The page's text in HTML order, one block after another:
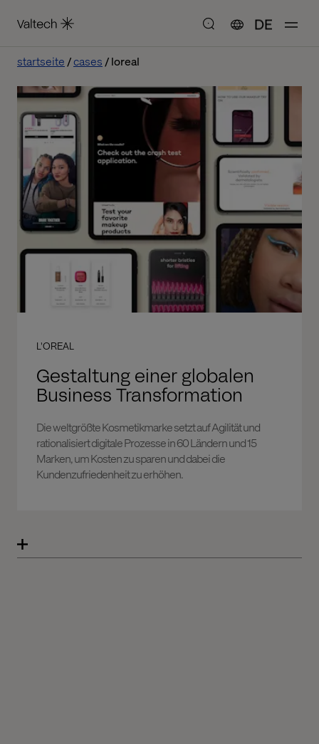
DE
startseite cases loreal
L'OREAL
Gestaltung einer globalen
Business Transformation
Die weltgrößte Kosmetikmarke setzt auf Agilität und
rationalisiert digitale Prozesse in 60 Ländern und 15
Marken, um Kosten zu sparen und dabei die
Kundenzufriedenheit zu erhöhen.